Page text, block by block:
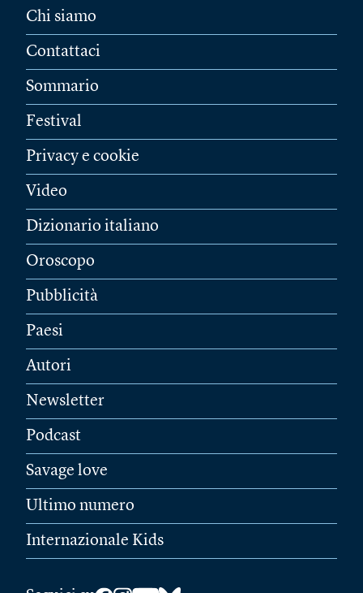
Chi siamo
Contattaci
Sommario
Festival
Privacy e cookie
Video
Dizionario italiano
Oroscopo
Pubblicità
Paesi
Autori
Newsletter
Podcast
Savage love
Ultimo numero
Internazionale Kids